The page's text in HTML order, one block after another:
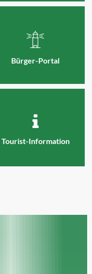
Bürger-Portal
Tourist-Information